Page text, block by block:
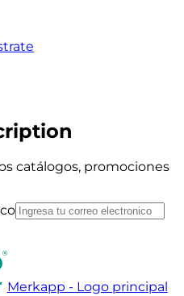
catálogos, promociones
Merkapp - Logo principal